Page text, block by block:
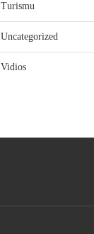
Turismu
Uncategorized
Vidios